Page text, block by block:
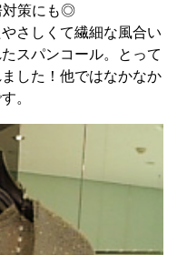
対策にも◎
さしくて繊細な風合い
スパンコール。とって
した！他ではなかなか
。